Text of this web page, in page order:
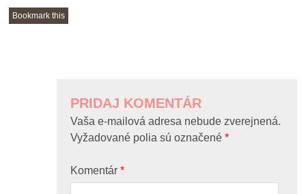
Bookmark this
PRIDAJ KOMENTÁR
Vaša e-mailová adresa nebude zverejnená.
Vyžadované polia sú označené*
Komentár*